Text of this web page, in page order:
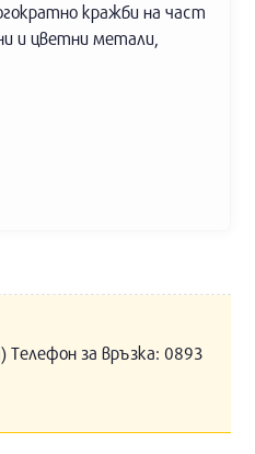
кражби на част
и цветни метали,
за връзка: 0893